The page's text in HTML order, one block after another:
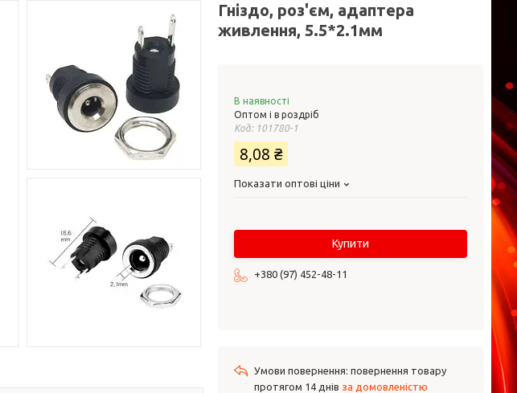
Гніздо, роз'єм, адаптера
живлення, 5.5*2.1мм
В наявності
Оптом і в роздріб
Код: 101780-1
8,08 ₴
Показати оптові ціни
Купити
+380 (97) 452-48-11
повернення товару
протягом 14 днів за домовленістю